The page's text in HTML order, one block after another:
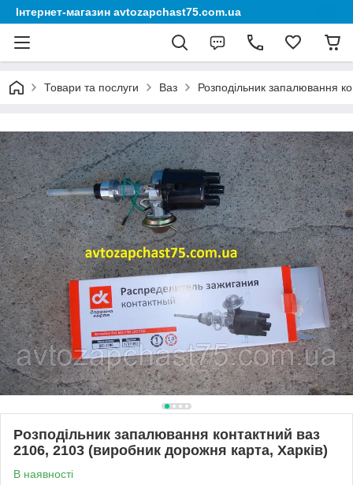
Інтернет-магазин avtozapchast75.com.ua
Товари та послуги Ваз Розподільник запалювання
Розподільник запалювання контактний ваз
2106, 2103 (виробник дорожня карта, Харків)
В наявності